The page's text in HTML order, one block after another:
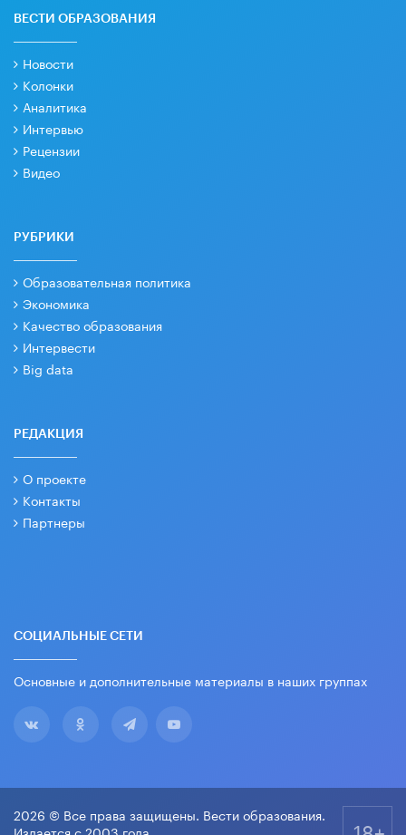
ВЕСТИ ОБРАЗОВАНИЯ
Новости
Колонки
Аналитика
Интервью
Рецензии
Видео
РУБРИКИ
Образовательная политика
Экономика
Качество образования
Интервести
Big data
РЕДАКЦИЯ
О проекте
Контакты
Партнеры
СОЦИАЛЬНЫЕ СЕТИ
Основные и дополнительные материалы в наших группах
2026 © Все права защищены. Вести образования.